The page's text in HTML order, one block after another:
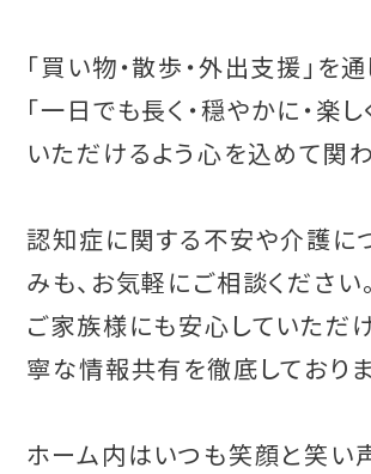
「買い物・散歩・外出支援」を通
「一日でも長く・穏やかに・楽し
いただけるよう心を込めて関わ
認知症に関する不安や介護に
みも、お気軽にご相談ください。
ご家族様にも安心していただ
寧な情報共有を徹底しておりま
ホーム内はいつも笑顔と笑い